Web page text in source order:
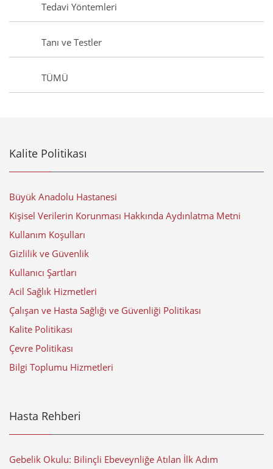
Tedavi Yöntemleri
Tanı ve Testler
TÜMÜ
Kalite Politikası
Büyük Anadolu Hastanesi
Kişisel Verilerin Korunması Hakkında Aydınlatma Metni
Kullanım Koşulları
Gizlilik ve Güvenlik
Kullanıcı Şartları
Acil Sağlık Hizmetleri
Çalışan ve Hasta Sağlığı ve Güvenliği Politikası
Kalite Politikası
Çevre Politikası
Bilgi Toplumu Hizmetleri
Hasta Rehberi
Gebelik Okulu: Bilinçli Ebeveynliğe Atılan İlk Adım